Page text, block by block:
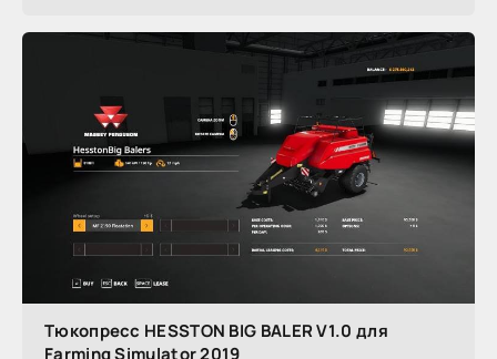
Тюкопресс HESSTON BIG BALER V1.0 для
Farming Simulator 2019